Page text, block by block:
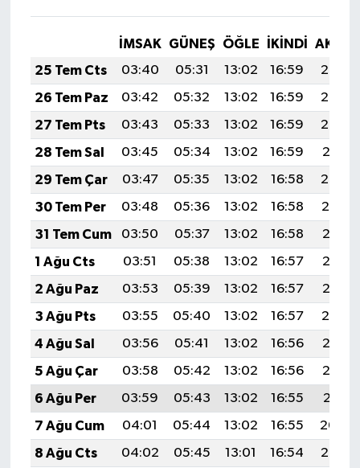
İMSAK GÜNEŞ ÖĞLE İKINDI
25 Tem Cts
03:40 05:31 13:02 16:59
20:23
26 Tem Paz
03:42 05:32 13:02 16:59
20:23
27 Tem Pts
03:43 05:33 13:02 16:59
20:22
28 Tem Sal
03:45 05:34 13:02 16:59
20:21
29 Tem Çar
03:47 05:35 13:02 16:58
20:20
30 Tem Per
03:48 05:36 13:02 16:58
20:19
31 Tem Cum
03:50 05:37 13:02 16:58
20:17
1 Ağu Cts
03:51 05:38 13:02 16:57
20:16
2 Ağu Paz
03:53 05:39 13:02 16:57
20:15
3 Ağu Pts
03:55 05:40 13:02 16:57
20:14
4 Ağu Sal
03:56 05:41 13:02 16:56
20:13
5 Ağu Çar
03:58 05:42 13:02 16:56
20:12
6 Ağu Per
03:59 05:43 13:02 16:55
20:11
7 Ağu Cum
04:01 05:44 13:02 16:55
20:09
8 Ağu Cts
04:02 05:45 13:01 16:54
20:08